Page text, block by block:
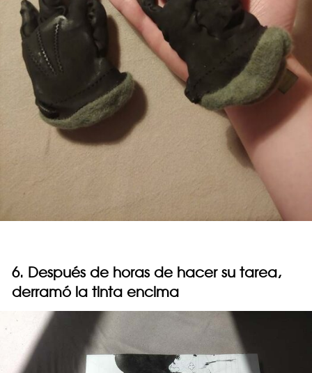
6. Después de horas de hacer su tarea,
derramó la tinta encima